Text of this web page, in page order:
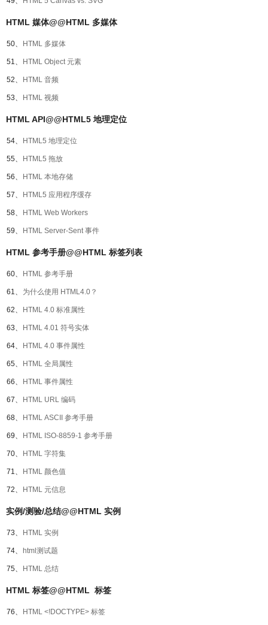
HTML 媒体@@HTML 多媒体
50、 HTML 多媒体
51、 HTML Object 元素
52、 HTML 音频
53、 HTML 视频
HTML API@@HTML5 地理定位
54、 HTML5 地理定位
55、 HTML5 拖放
56、 HTML 本地存储
57、 HTML5 应用程序缓存
58、 HTML Web Workers
59、 HTML Server-Sent 事件
HTML 参考手册@@HTML 标签列表
60、 HTML 参考手册
61、 为什么使用 HTML4.0？
62、 HTML 4.0 标准属性
63、 HTML 4.01 符号实体
64、 HTML 4.0 事件属性
65、 HTML 全局属性
66、 HTML 事件属性
67、 HTML URL 编码
68、 HTML ASCII 参考手册
69、 HTML ISO-8859-1 参考手册
70、 HTML 字符集
71、 HTML 颜色值
72、 HTML 元信息
实例/测验/总结@@HTML 实例
73、 HTML 实例
74、 html测试题
75、 HTML 总结
HTML 标签@@HTML 标签
76、 HTML <!DOCTYPE> 标签